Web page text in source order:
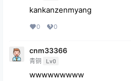
kankanzenmyang
0 0
cnm33366
青铜 Lv0
wwwwwwwww